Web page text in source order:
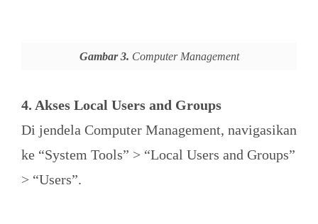
Gambar 3. Computer Management
4. Akses Local Users and Groups
Di jendela Computer Management, navigasikan
ke “System Tools” > “Local Users and Groups”
> “Users”.